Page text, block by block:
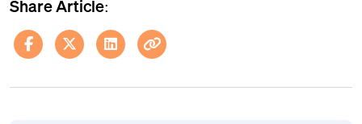
Share Article: